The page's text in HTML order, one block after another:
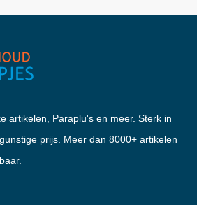
artikelen, Paraplu's en meer. Sterk in
prijs. Meer dan 8000+ artikelen